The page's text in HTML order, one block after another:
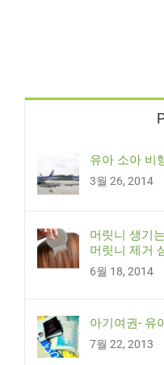
유아 소아 비
3월 26, 2014
머릿니 생기
머릿니 제거
6월 18, 2014
아기여권- 유
7월 22, 2013